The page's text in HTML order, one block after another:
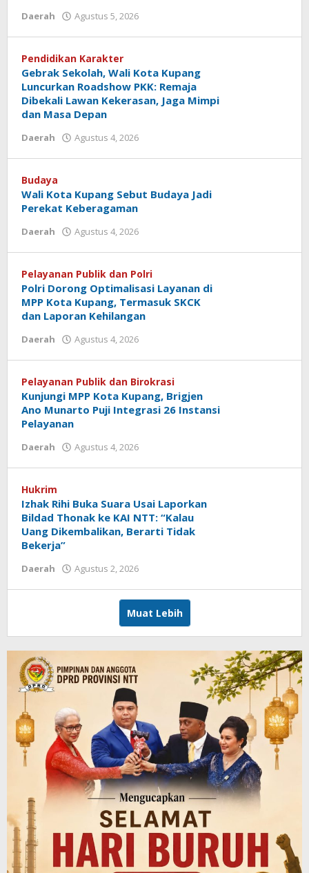
Daerah Agustus 5, 2026
Tu@mes
Pendidikan Karakter
Gebrak Sekolah, Wali Kota Kupang
Luncurkan Roadshow PKK: Remaja
Dibekali Lawan Kekerasan, Jaga Mimpi
dan Masa Depan
Daerah Agustus 4, 2026
Tu@mes
Budaya
Wali Kota Kupang Sebut Budaya Jadi
Perekat Keberagaman
Daerah Agustus 4, 2026
Tu@mes
Pelayanan Publik dan Polri
Polri Dorong Optimalisasi Layanan di
MPP Kota Kupang, Termasuk SKCK
dan Laporan Kehilangan
Daerah Agustus 4, 2026
Tu@mes
Pelayanan Publik dan Birokrasi
Kunjungi MPP Kota Kupang, Brigjen
Ano Munarto Puji Integrasi 26 Instansi
Pelayanan
Daerah Agustus 4, 2026
Tu@mes
Hukrim
Izhak Rihi Buka Suara Usai Laporkan
Bildad Thonak ke KAI NTT: “Kalau
Uang Dikembalikan, Berarti Tidak
Bekerja”
Daerah Agustus 2, 2026
Tu@mes
Muat Lebih